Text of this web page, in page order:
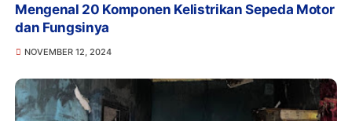
Mengenal 20 Komponen Kelistrikan Sepeda Motor
dan Fungsinya
NOVEMBER 12, 2024